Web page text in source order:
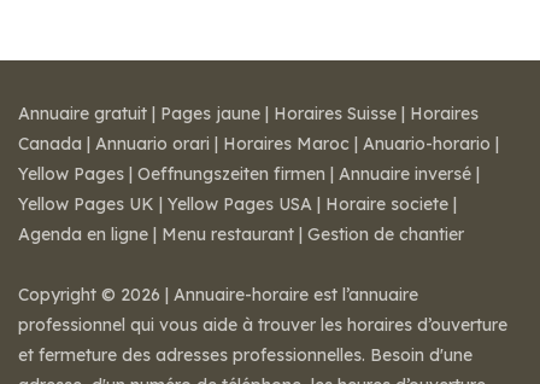
Annuaire gratuit | Pages jaune | Horaires Suisse | Horaires
Canada | Annuario orari | Horaires Maroc | Anuario-horario |
Yellow Pages | Oeffnungszeiten firmen | Annuaire inversé |
Yellow Pages UK | Yellow Pages USA | Horaire societe |
Agenda en ligne | Menu restaurant | Gestion de chantier
Copyright © 2026 | Annuaire-horaire est l’annuaire
professionnel qui vous aide à trouver les horaires d’ouverture
et fermeture des adresses professionnelles. Besoin d'une